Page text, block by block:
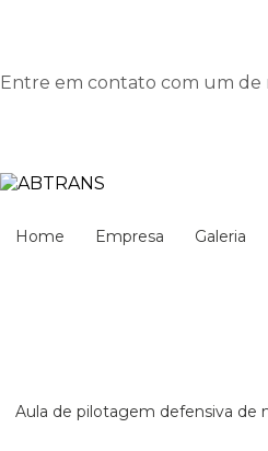
Entre em contato com um de
Home Empresa Galeria
aula de pilotagem defensiva de